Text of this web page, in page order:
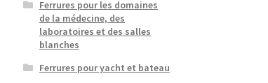
Ferrures pour les domaines
de la médecine, des
laboratoires et des salles
blanches
Ferrures pour yacht et bateau